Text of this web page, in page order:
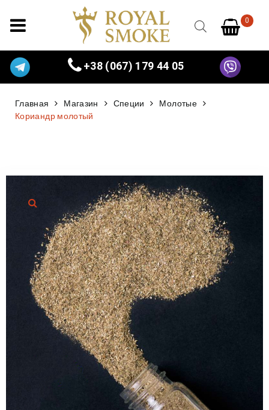
0
+38 (067) 179 44 05
Главная Магазин Специи
Молотые
Кориандр молотый